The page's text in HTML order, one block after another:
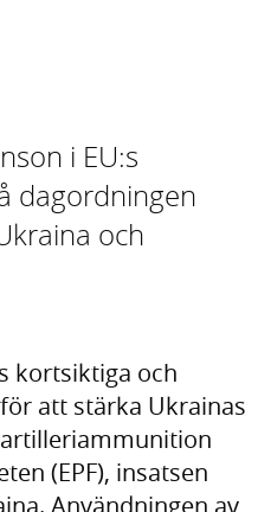
i EU:s
dagordningen
och
kortsiktiga och
att stärka Ukrainas
(EPF), insatsen
Användningen av